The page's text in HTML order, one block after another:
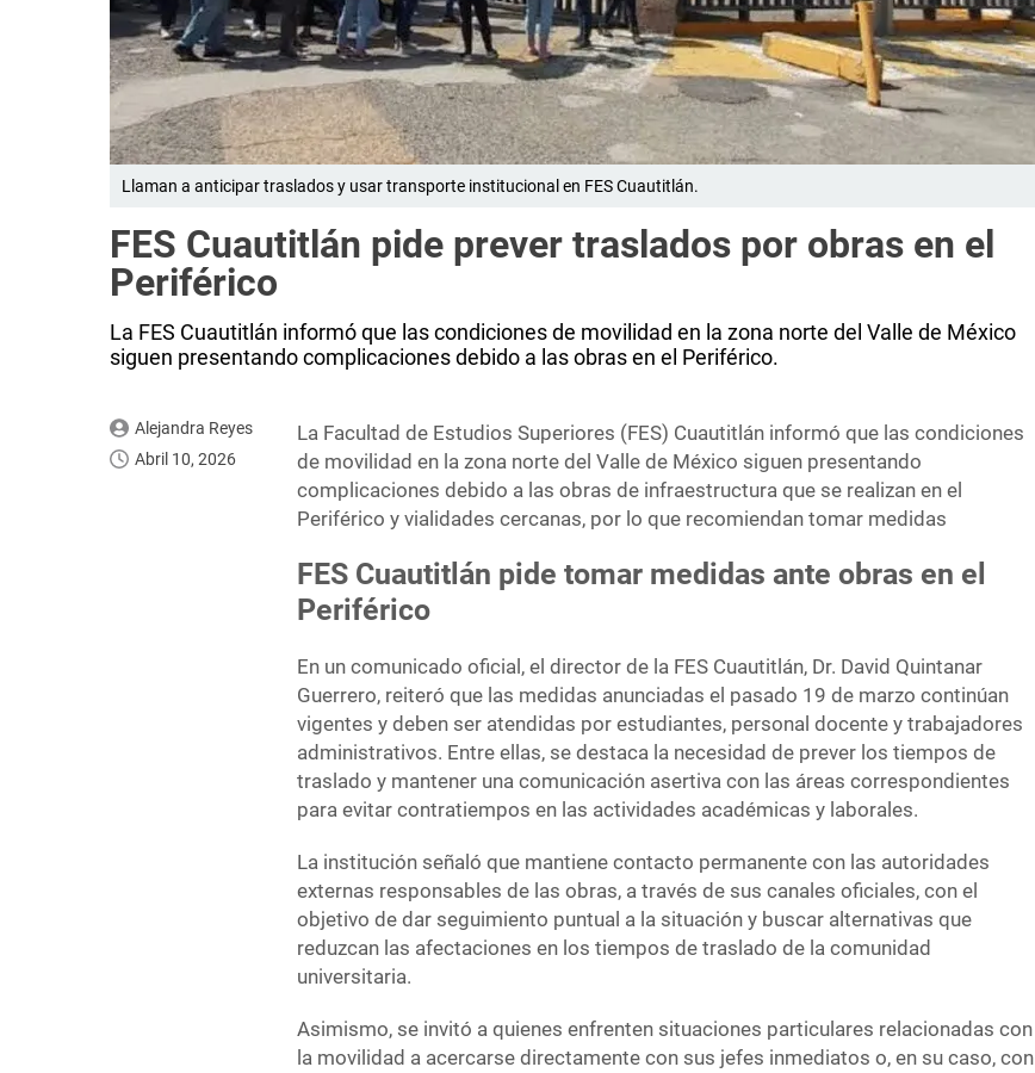
Llaman a anticipar traslados y usar transporte institucional en FES Cuautitlán.
FES Cuautitlán pide prever traslados por obras en el
Periférico
La FES Cuautitlán informó que las condiciones de movilidad en la zona norte del Valle de México
siguen presentando complicaciones debido a las obras en el Periférico.
Alejandra Reyes
Abril 10, 2026
La Facultad de Estudios Superiores (FES) Cuautitlán informó que las condiciones
de movilidad en la zona norte del Valle de México siguen presentando
complicaciones debido a las obras de infraestructura que se realizan en el
Periférico y vialidades cercanas, por lo que recomiendan tomar medidas
FES Cuautitlán pide tomar medidas ante obras en el
Periférico
En un comunicado oficial, el director de la FES Cuautitlán, Dr. David Quintanar
Guerrero, reiteró que las medidas anunciadas el pasado 19 de marzo continúan
vigentes y deben ser atendidas por estudiantes, personal docente y trabajadores
administrativos. Entre ellas, se destaca la necesidad de prever los tiempos de
traslado y mantener una comunicación asertiva con las áreas correspondientes
para evitar contratiempos en las actividades académicas y laborales.
La institución señaló que mantiene contacto permanente con las autoridades
externas responsables de las obras, a través de sus canales oficiales, con el
objetivo de dar seguimiento puntual a la situación y buscar alternativas que
reduzcan las afectaciones en los tiempos de traslado de la comunidad
universitaria.
Asimismo, se invitó a quienes enfrenten situaciones particulares relacionadas con
la movilidad a acercarse directamente con sus jefes inmediatos o, en su caso, con